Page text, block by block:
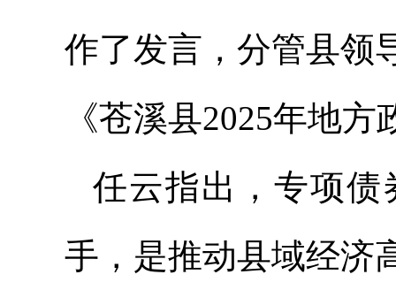
作了发言，分管县领
《苍溪县2025年地
任云指出，专项债
手，是推动县域经济